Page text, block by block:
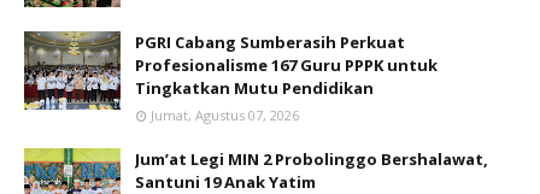
PGRI Cabang Sumberasih Perkuat
Profesionalisme 167 Guru PPPK untuk
Tingkatkan Mutu Pendidikan
Jumat, Agustus 07, 2026
Jum’at Legi MIN 2 Probolinggo Bershalawat,
Santuni 19 Anak Yatim